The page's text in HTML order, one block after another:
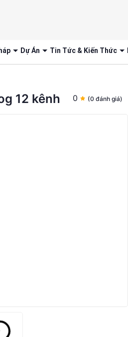
Dự Án Tin Tức & Kiến Thức
12 kênh 0 (0 đánh giá)